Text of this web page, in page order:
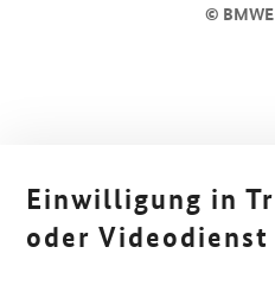
©
Einwilligung in
oder Videodienst